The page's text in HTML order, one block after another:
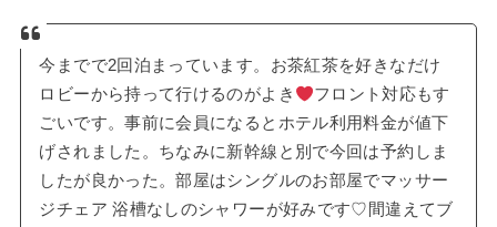
今までで2回泊まっています。お茶紅茶を好きなだけ
ロビーから持って行けるのがよき
フロント対応もす
ごいです。事前に会員になるとホテル利用料金が値下
げされました。ちなみに新幹線と別で今回は予約しま
したが良かった。部屋はシングルのお部屋でマッサー
ジチェア 浴槽なしのシャワーが好みです♡間違えてブ